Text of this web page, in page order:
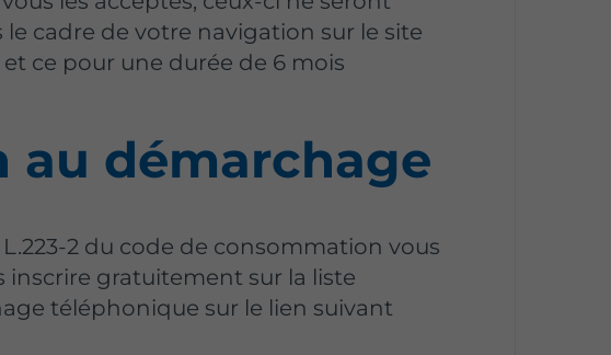
cadre de votre navigation sur le site
et ce pour une durée de 6 mois
au démarchage
2 du code de consommation vous
inscrire gratuitement sur la liste
téléphonique sur le lien suivant